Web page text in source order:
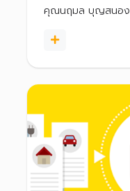
คุณนฤมล บุญสนอง